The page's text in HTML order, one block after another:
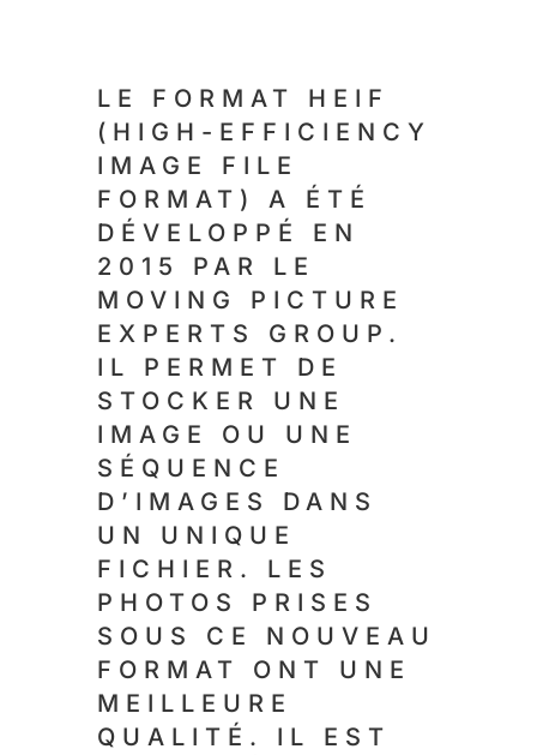
LE FORMAT HEIF
(HIGH-EFFICIENCY
IMAGE FILE
FORMAT) A ÉTÉ
DÉVELOPPÉ EN
2015 PAR LE
MOVING PICTURE
EXPERTS GROUP.
IL PERMET DE
STOCKER UNE
IMAGE OU UNE
SÉQUENCE
D’IMAGES DANS
UN UNIQUE
FICHIER. LES
PHOTOS PRISES
SOUS CE NOUVEAU
FORMAT ONT UNE
MEILLEURE
QUALITÉ. IL EST